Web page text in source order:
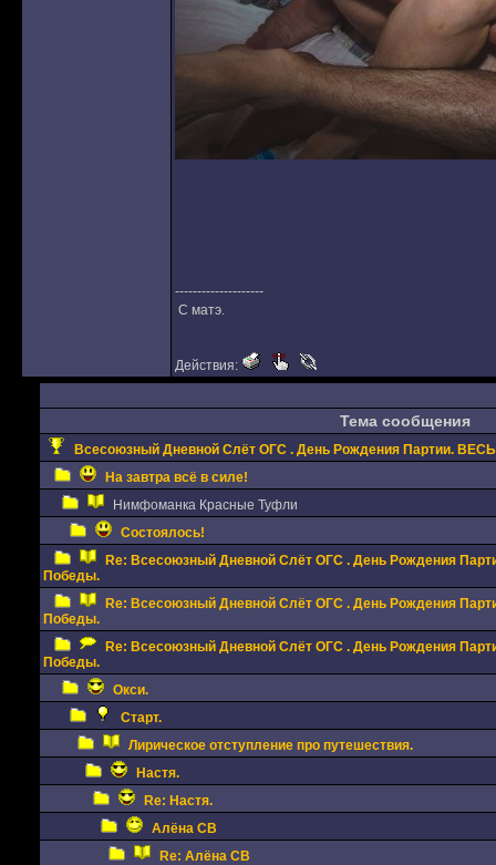
--------------------
С матэ.
Действия:
Тема сообщения
Всесоюзный Дневной Слёт ОГС . День Рождения Партии.
На завтра всё в силе!
Нимфоманка Красные Туфли
Состоялось!
Re: Всесоюзный Дневной Слёт ОГС . День Рождения
Победы.
Re: Всесоюзный Дневной Слёт ОГС . День Рождения
Победы.
Re: Всесоюзный Дневной Слёт ОГС . День Рождения
Победы.
Окси.
Старт.
Лирическое отступление про путешествия.
Настя.
Re: Настя.
Алёна СВ
Re: Алёна СВ